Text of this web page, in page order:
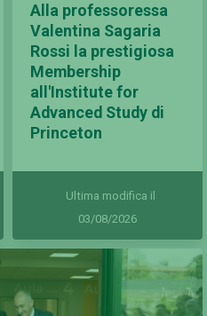
Alla professoressa
Valentina Sagaria
Rossi la prestigiosa
Membership
all'Institute for
Advanced Study di
Princeton
Ultima modifica il
03/08/2026